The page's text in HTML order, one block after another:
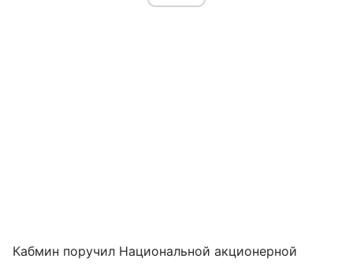
Кабмин поручил Национальной акционерной